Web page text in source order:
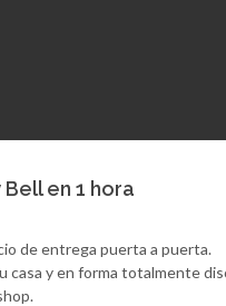
en 1 hora
de entrega puerta a puerta.
casa y en forma totalmente